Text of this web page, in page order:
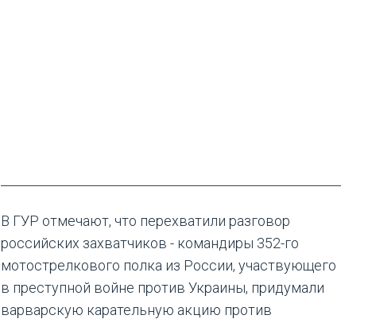
В ГУР отмечают, что перехватили разговор
российских захватчиков - командиры 352-го
мотострелкового полка из России, участвующего
в преступной войне против Украины, придумали
варварскую карательную акцию против